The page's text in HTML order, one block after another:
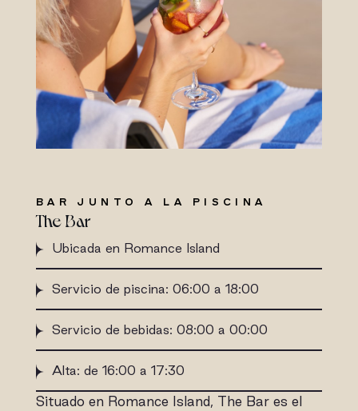
BAR JUNTO A LA PISCINA
The Bar
Ubicada en Romance Island
Servicio de piscina: 06:00 a 18:00
Servicio de bebidas: 08:00 a 00:00
Alta: de 16:00 a 17:30
Situado en Romance Island, The Bar es el